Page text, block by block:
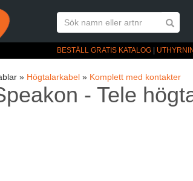
BESTÄLL GRATIS KATALOG
» Högtalarkabel » Komplett med kontakter
- Tele